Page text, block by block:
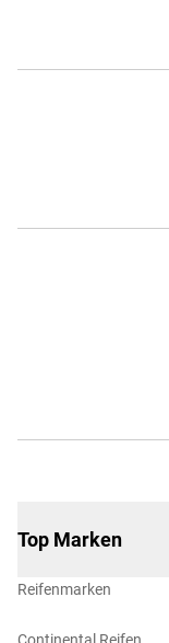
Top Marken
Reifenmarken